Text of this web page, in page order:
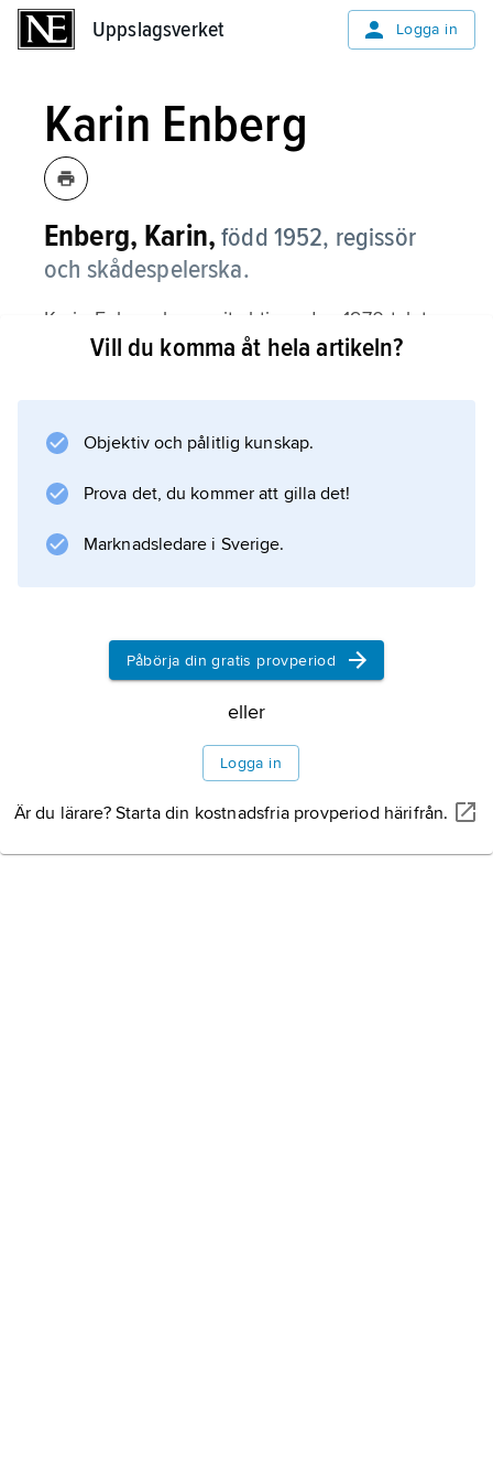
Uppslagsverket Logga in
Karin Enberg
Enberg, Karin, född 1952, regissör
och skådespelerska.
Karin Enberg har varit aktiv sedan 1970-talet,
då hon främst arbetade som skådespelerska
annat Dramaten och Uppsala Stadsteater
Vill du komma åt hela artikeln?
Objektiv och pålitlig kunskap.
Prova det, du kommer att gilla det!
Marknadsledare i Sverige.
Påbörja din gratis provperiod
eller
Logga in
Är du lärare? Starta din kostnadsfria provperiod härifrån.